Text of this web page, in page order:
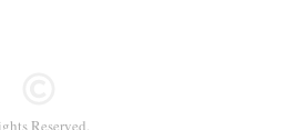
Reserved.